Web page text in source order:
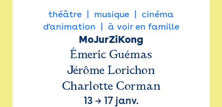
théâtre musique
cinéma
d'animation
à voir en famille
MoJurZiKong
Émeric Guémas
Jérôme Lorichon
Charlotte Corman
13→ 17 janv.